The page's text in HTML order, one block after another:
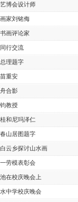
博会设计师
家刘铭侮
画评论家
行交流
理题字
重安
合影
教授
和尼玛泽仁
山居图题字
云乡探讨山水画
劳模表彰会
在校庆晚会上
中学校庆晚会